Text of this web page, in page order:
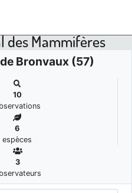
des Mammifères
Bronvaux (57)
10
6
espèces
3